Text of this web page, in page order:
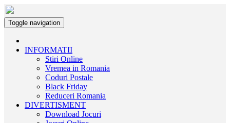
Toggle navigation
INFORMATII
Stiri Online
Vremea in Romania
Coduri Postale
Black Friday
Reduceri Romania
DIVERTISMENT
Download Jocuri